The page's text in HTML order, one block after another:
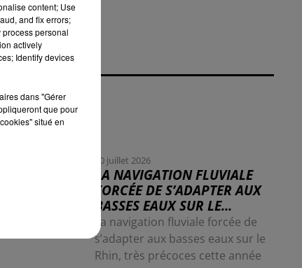
30 juillet 2026
LA NAVIGATION FLUVIALE
FORCÉE DE S’ADAPTER AUX
BASSES EAUX SUR LE...
La navigation fluviale forcée de
s’adapter aux basses eaux sur le
Rhin, très précoces cette année
content; Use
and fix errors;
personal
actively
Identify devices
dans "Gérer
que pour
situé en